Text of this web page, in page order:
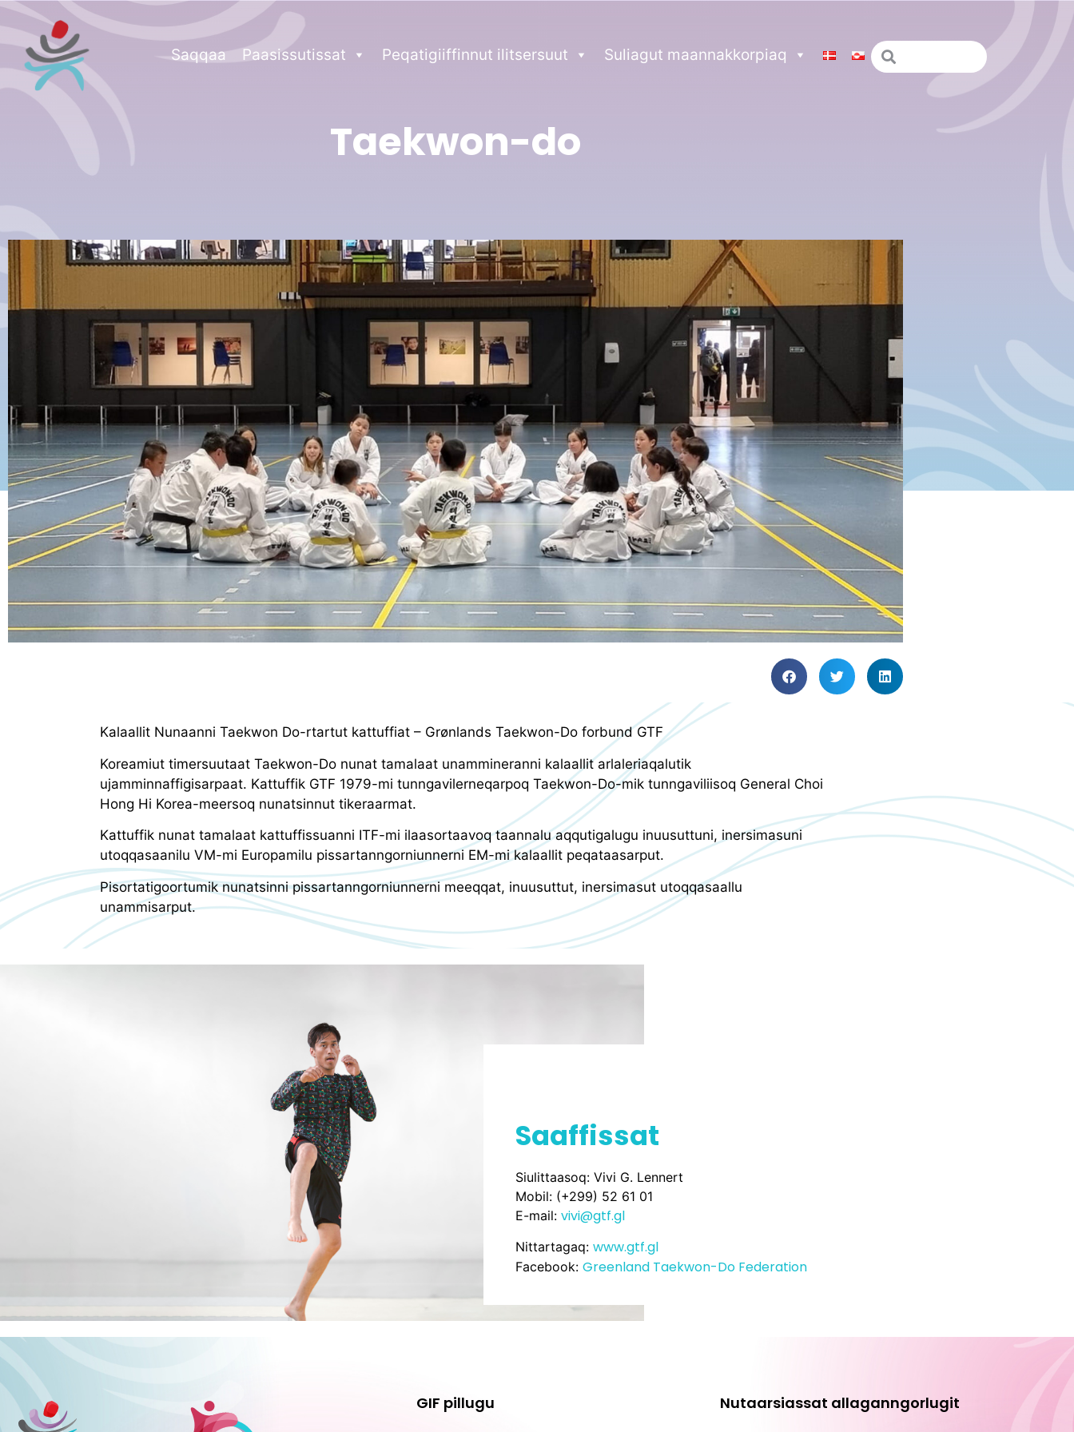
Saqqaa Paasissutissat Peqatigiiffinnut ilitsersuut Suliagut maannakkorpiaq
Taekwon-do
Kalaallit Nunaanni Taekwon Do-rtartut kattuffiat – Grønlands Taekwon-Do forbund GTF
Koreamiut timersuutaat Taekwon-Do nunat tamalaat unammineranni kalaallit arlaleriaqalutik
ujamminnaffigisarpaat. Kattuffik GTF 1979-mi tunngavilerneqarpoq Taekwon-Do-mik tunngaviliisoq General Choi
Hong Hi Korea-meersoq nunatsinnut tikeraarmat.
Kattuffik nunat tamalaat kattuffissuanni ITF-mi ilaasortaavoq taannalu aqqutigalugu inuusuttuni, inersimasuni
utoqqasaanilu VM-mi Europamilu pissartanngorniunnerni EM-mi kalaallit peqataasarput.
Pisortatigoortumik nunatsinni pissartanngorniunnerni meeqqat, inuusuttut, inersimasut utoqqasaallu
unammisarput.
Saaffissat
Siulittaasoq: Vivi G. Lennert
Mobil: (+299) 52 61 01
E-mail: vivi@gtf.gl
Nittartagaq: www.gtf.gl
Facebook: Greenland Taekwon-Do Federation
GIF pillugu Nutaarsiassat allaganngorlugit